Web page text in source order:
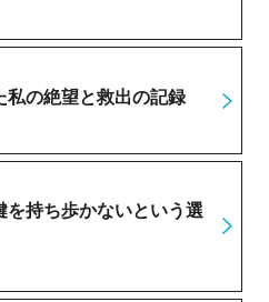
私の絶望と救出の記録
を持ち歩かないという選